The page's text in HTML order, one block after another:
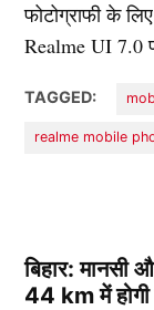
फोटोग्राफी के
Realme UI 7.0
TAGGED:
realme mobile
बिहार: मानसी
44 km में होगी